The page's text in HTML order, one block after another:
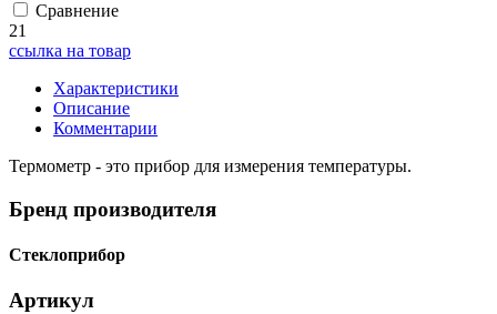
Сравнение
21
ссылка на товар
Характеристики
Описание
Комментарии
Термометр - это прибор для измерения температуры.
Бренд производителя
Стеклоприбор
Артикул